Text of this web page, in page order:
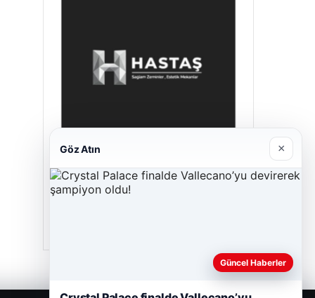
Hastaş Beton
26/05/2026
Göz Atın ×
Güncel Haberler